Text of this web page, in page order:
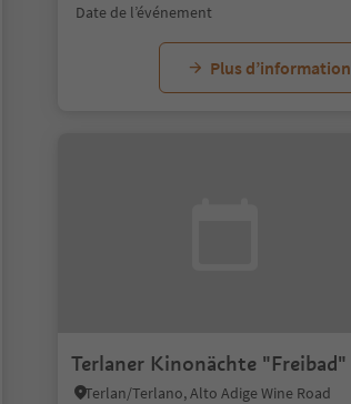
date de l’événement
Plus d’information
Terlaner Kinonächte "Freibad"
Terlan/Terlano, Alto Adige Wine Road